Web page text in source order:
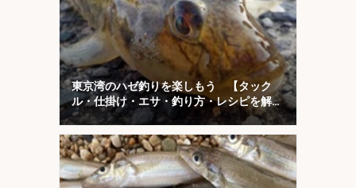
東京湾のハゼ釣りを楽しもう 【タック
ル・仕掛け・エサ・釣り方・レシピを解
説】